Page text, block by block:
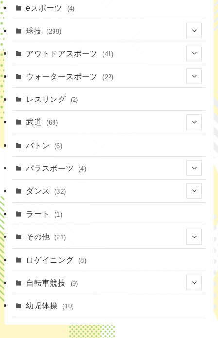
(16)
(37)
(18)
(3)
eスポーツ (4)
球技 (299)
(20)
(14)
(10)
(16)
(12)
(3)
(14)
(4)
(20)
アウトドアスポーツ (41)
(4)
(8)
ウォータースポーツ (22)
(7)
(15)
レスリング (2)
武道 (68)
(23)
(16)
(6)
バトン (6)
パラスポーツ (4)
ダンス (32)
(3)
(2)
ラート (1)
その他 (21)
(4)
ロゲイニング (8)
自転車競技 (9)
幼児体操 (10)